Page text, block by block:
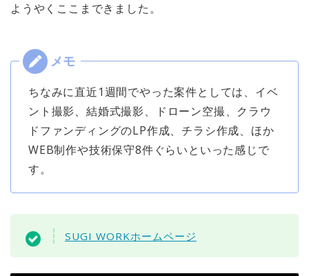
ようやくここまできました。
ちなみに直近1週間でやった案件としては、イベ
ント撮影、結婚式撮影、ドローン空撮、クラウ
ドファンディングのLP作成、チラシ作成、ほか
WEB制作や技術保守8件ぐらいといった感じで
す。
SUGI WORKホームページ